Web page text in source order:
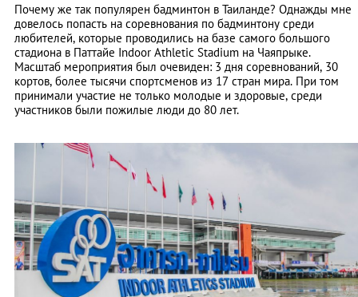
Почему же так популярен бадминтон в Таиланде? Однажды мне
довелось попасть на соревнования по бадминтону среди
любителей, которые проводились на базе самого большого
стадиона в Паттайе Indoor Athletic Stadium на Чаяпрыке.
Масштаб мероприятия был очевиден: 3 дня соревнований, 30
кортов, более тысячи спортсменов из 17 стран мира. При том
принимали участие не только молодые и здоровые, среди
участников были пожилые люди до 80 лет.